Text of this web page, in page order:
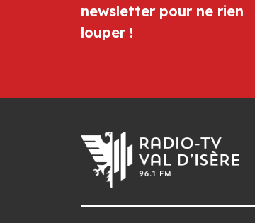
newsletter pour ne rien
louper !